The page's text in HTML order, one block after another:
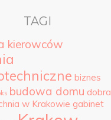
TAGI
kierowców
biznes
budowa domu dobra
w Krakowie gabinet